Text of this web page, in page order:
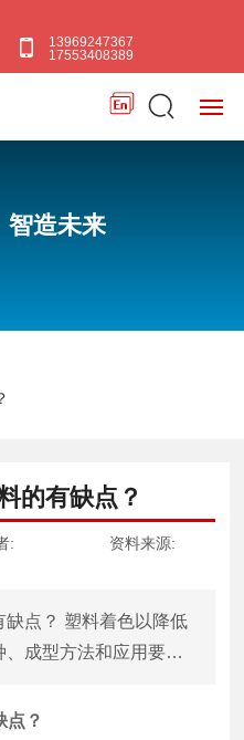
13969247367
17553408389
智造未来
的有缺点？
: 资料来源:
色以降低
成型方法和应用要求
点？